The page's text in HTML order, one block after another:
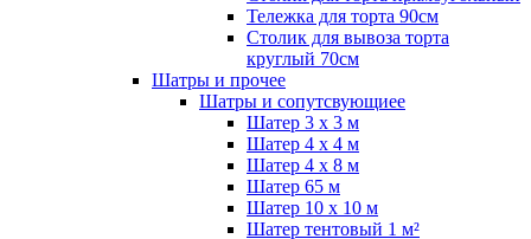
Тележка для торта 90см
Столик для вывоза торта
круглый 70см
Шатры и прочее
Шатры и сопутсвующиее
Шатер 3 х 3 м
Шатер 4 х 4 м
Шатер 4 х 8 м
Шатер 65 м
Шатер 10 х 10 м
Шатер тентовый 1 м²